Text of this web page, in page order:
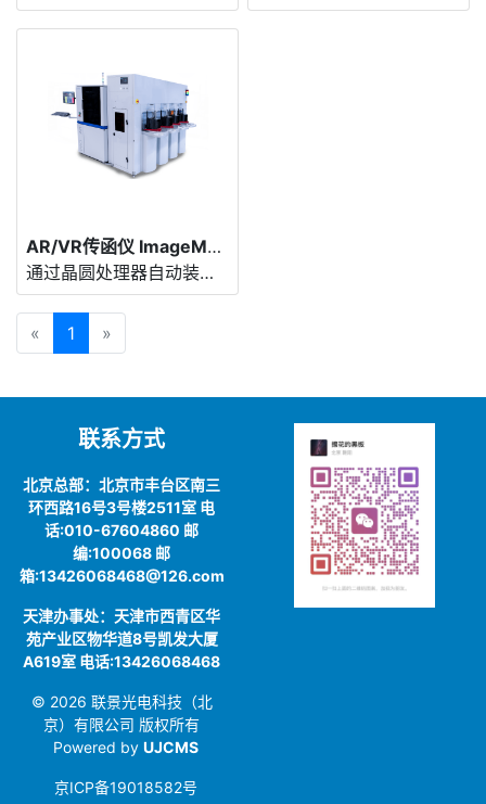
AR/VR传函仪 ImageMaster® PRO AR
通过晶圆处理器自动装载和卸载
« 1 »
联系方式
北京总部：北京市丰台区南三
环西路16号3号楼2511室 电
话:010-67604860 邮
编:100068 邮
箱:13426068468@126.com
天津办事处：天津市西青区华
苑产业区物华道8号凯发大厦
A619室 电话:13426068468
© 2026 联景光电科技（北
京）有限公司 版权所有
Powered by UJCMS
京ICP备19018582号